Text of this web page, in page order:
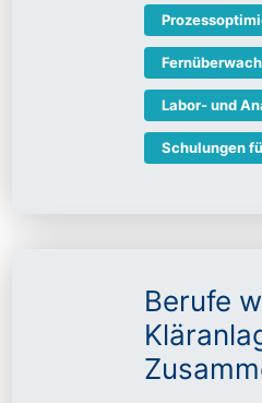
Labor- und
Schulungen
Berufe